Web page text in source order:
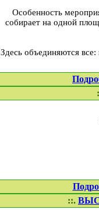
Особенность
собирает на одной
Здесь объединяются
::.